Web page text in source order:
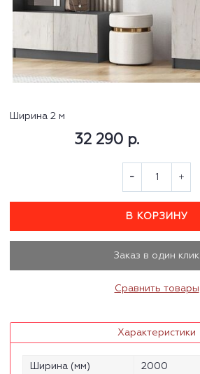
Ширина 2 м
32 290 р.
В КОРЗИНУ
Заказ в один клик
Сравнить товары
Характеристики
Ширина (мм) 2000